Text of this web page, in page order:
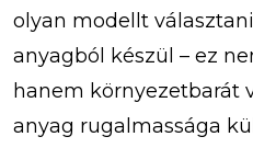
olyan modellt
anyagból készül – ez
hanem környezetbarát
anyag rugalmassága